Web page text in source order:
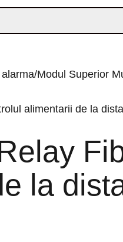
Modul Superior
la